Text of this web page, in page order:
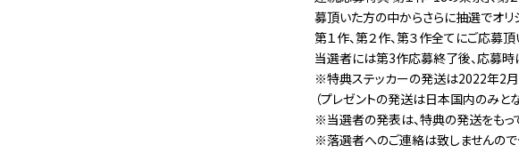
募頂いた方の中からさらに抽選でオリ
第１作、第２作、第３作全てにご応募
当選者には第3作応募終了後、応募時
※特典ステッカーの発送は2022年2月
（プレゼントの発送は日本国内のみと
※当選者の発表は、特典の発送をもっ
※落選者へのご連絡は致しませんので